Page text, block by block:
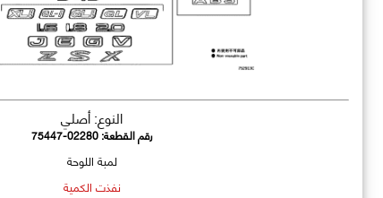
النوع: أصلي
رقم القطعة:75447-02280
لمبة اللوحة
نفذت الكمية